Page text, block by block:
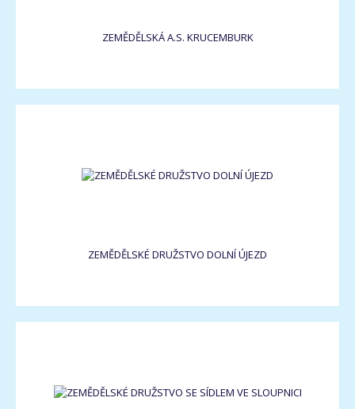
ZEMĚDĚLSKÁ A.S. KRUCEMBURK
ZEMĚDĚLSKÉ DRUŽSTVO DOLNÍ ÚJEZD